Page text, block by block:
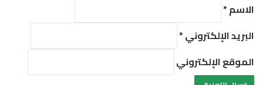
الاسم*
البريد الإلكتروني*
الموقع الإلكتروني